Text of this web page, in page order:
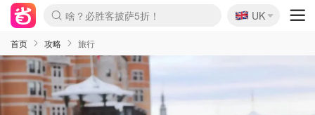
麦卢卡蜂蜜夏促！个位数！
Prada/Miu 4.8折！
啥？必胜客披萨5折！ 🇬🇧
UK
首页 攻略 旅行